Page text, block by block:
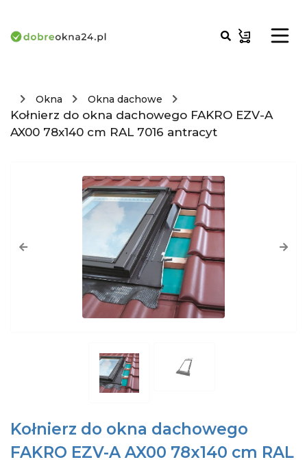
Okna Okna dachowe
Kołnierz do okna dachowego FAKRO EZV-A
AX00 78x140 cm RAL 7016 antracyt
Kołnierz do okna dachowego
FAKRO EZV-A AX00 78x140 cm RAL